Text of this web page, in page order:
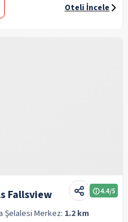
Oteli İncele
Fallsview 4.4/5
ŞelalesiMerkez: 1.2 km